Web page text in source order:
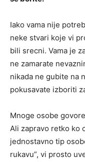
Iako vama nije
neke stvari koje vi
bili srecni. Vama je
ne zamarate
nikada ne gubite na
pokusavate izboriti
Mnoge osobe
Ali zapravo retko ko
jednostavno tip
rukavu”, vi prosto